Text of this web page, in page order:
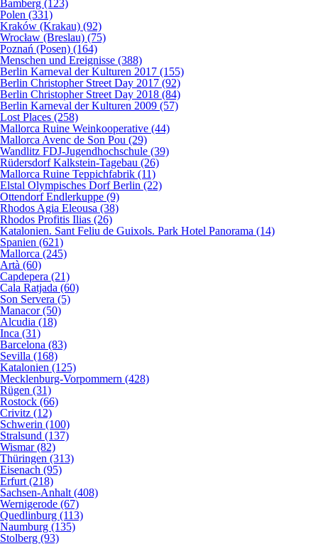
Bamberg (123)
Polen (331)
Kraków (Krakau) (92)
Wrocław (Breslau) (75)
Poznań (Posen) (164)
Menschen und Ereignisse (388)
Berlin Karneval der Kulturen 2017 (155)
Berlin Christopher Street Day 2017 (92)
Berlin Christopher Street Day 2018 (84)
Berlin Karneval der Kulturen 2009 (57)
Lost Places (258)
Mallorca Ruine Weinkooperative (44)
Mallorca Avenc de Son Pou (29)
Wandlitz FDJ-Jugendhochschule (39)
Rüdersdorf Kalkstein-Tagebau (26)
Mallorca Ruine Teppichfabrik (11)
Elstal Olympisches Dorf Berlin (22)
Ottendorf Endlerkuppe (9)
Rhodos Agia Eleousa (38)
Rhodos Profitis Ilias (26)
Katalonien. Sant Feliu de Guixols. Park Hotel Panorama (14)
Spanien (621)
Mallorca (245)
Artà (60)
Capdepera (21)
Cala Ratjada (60)
Son Servera (5)
Manacor (50)
Alcudia (18)
Inca (31)
Barcelona (83)
Sevilla (168)
Katalonien (125)
Mecklenburg-Vorpommern (428)
Rügen (31)
Rostock (66)
Crivitz (12)
Schwerin (100)
Stralsund (137)
Wismar (82)
Thüringen (313)
Eisenach (95)
Erfurt (218)
Sachsen-Anhalt (408)
Wernigerode (67)
Quedlinburg (113)
Naumburg (135)
Stolberg (93)